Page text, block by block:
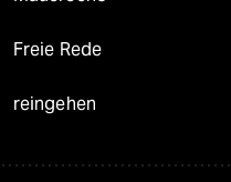
Freie Rede
reingehen